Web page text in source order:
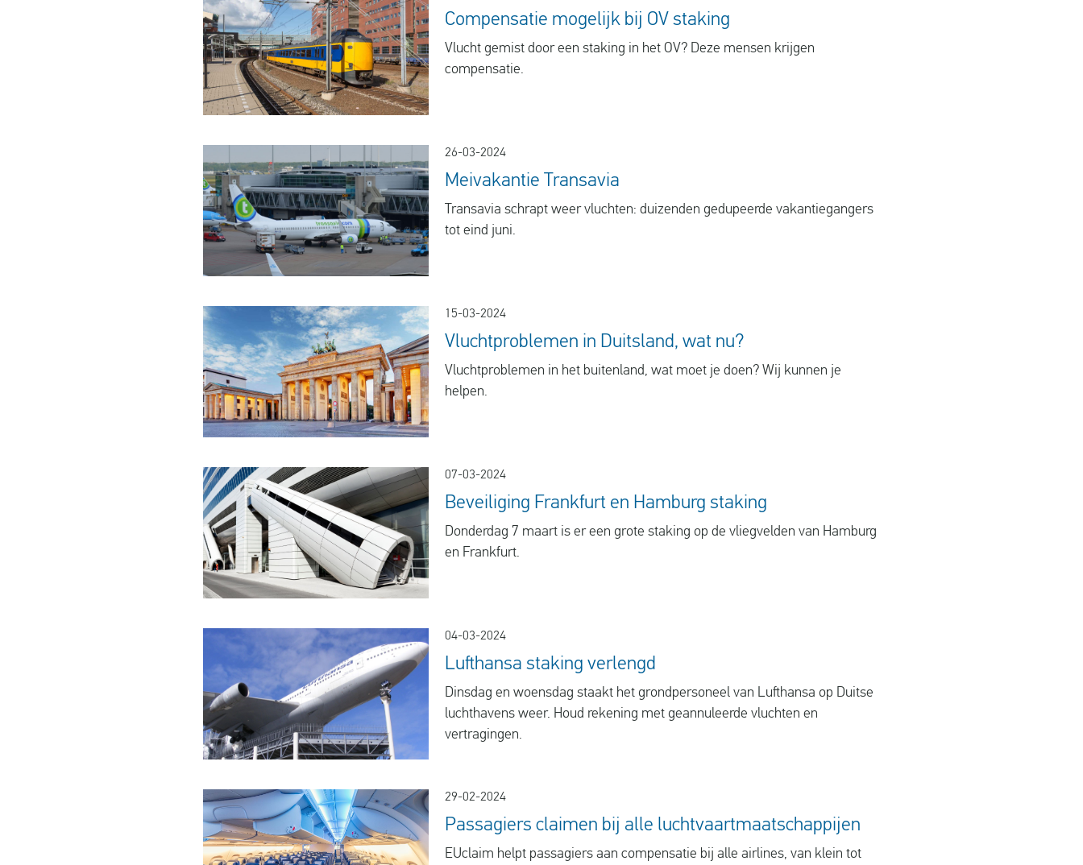
Compensatie mogelijk bij OV staking
Vlucht gemist door een staking in het OV? Deze mensen krijgen
compensatie.
26-03-2024
Meivakantie Transavia
Transavia schrapt weer vluchten: duizenden gedupeerde vakantiegangers
tot eind juni.
15-03-2024
Vluchtproblemen in Duitsland, wat nu?
Vluchtproblemen in het buitenland, wat moet je doen? Wij kunnen je
helpen.
07-03-2024
Beveiliging Frankfurt en Hamburg staking
Donderdag 7 maart is er een grote staking op de vliegvelden van Hamburg
en Frankfurt.
04-03-2024
Lufthansa staking verlengd
Dinsdag en woensdag staakt het grondpersoneel van Lufthansa op Duitse
luchthavens weer. Houd rekening met geannuleerde vluchten en
vertragingen.
29-02-2024
Passagiers claimen bij alle luchtvaartmaatschappijen
EUclaim helpt passagiers aan compensatie bij alle airlines, van klein tot